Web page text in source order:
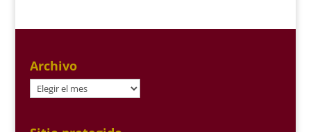
Archivo
Archivo